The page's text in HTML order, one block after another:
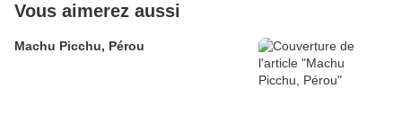
Vous aimerez aussi
Machu Picchu, Pérou